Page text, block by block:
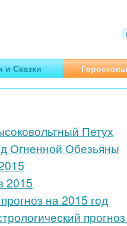
путешествия
и Сказки Гороскопы
Петух
Огненной Обезьяны
2015
на 2015 год